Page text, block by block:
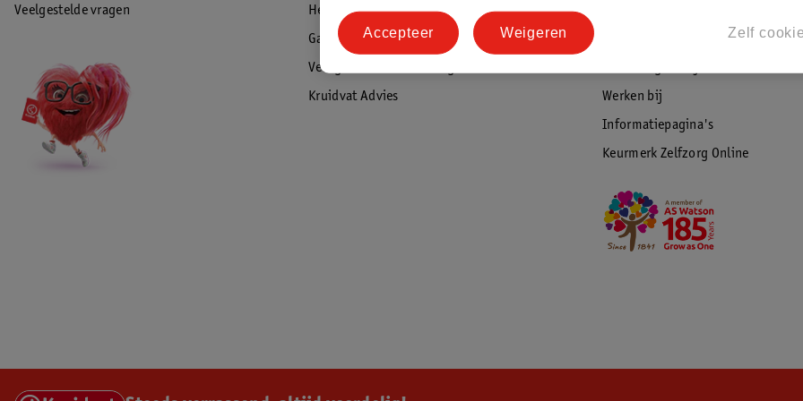
Veelgestelde vragen
Herroepen & retourneren
Garantie
Veiligheidswaarschuwingen
Kruidvat Advies
Werken bij
Informatiepagina's
Keurmerk Zelfzorg Online
Zelf
Weigeren
Accepteer